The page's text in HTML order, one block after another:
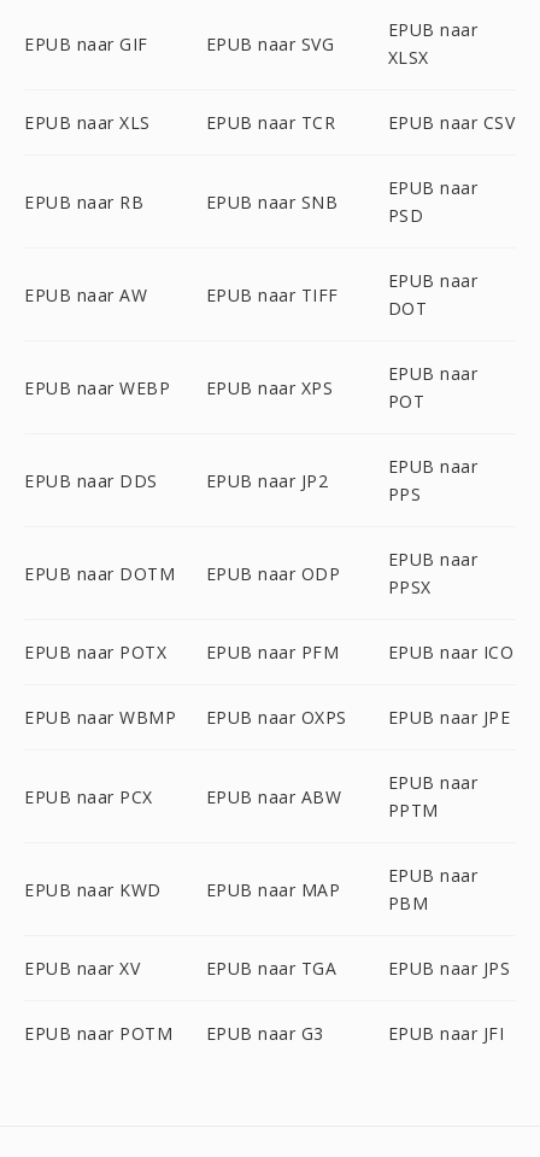
EPUB naar GIF EPUB naar SVG
EPUB naar
XLSX
EPUB naar XLS EPUB naar TCR EPUB naar CSV
EPUB naar RB EPUB naar SNB
EPUB naar
PSD
EPUB naar AW EPUB naar TIFF
EPUB naar
DOT
EPUB naar WEBP EPUB naar XPS
EPUB naar
POT
EPUB naar DDS EPUB naar JP2
EPUB naar
PPS
EPUB naar DOTM EPUB naar ODP
EPUB naar
PPSX
EPUB naar POTX EPUB naar PFM EPUB naar ICO
EPUB naar WBMP EPUB naar OXPS EPUB naar JPE
EPUB naar PCX EPUB naar ABW
EPUB naar
PPTM
EPUB naar KWD EPUB naar MAP
EPUB naar
PBM
EPUB naar XV EPUB naar TGA EPUB naar JPS
EPUB naar POTM EPUB naar G3 EPUB naar JFI